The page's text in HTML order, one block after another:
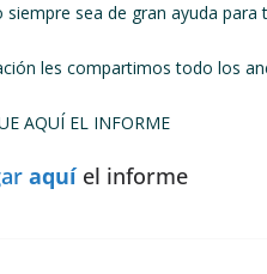
siempre sea de gran ayuda para
les compartimos todo los
AQUÍ EL INFORME
aquíel informe